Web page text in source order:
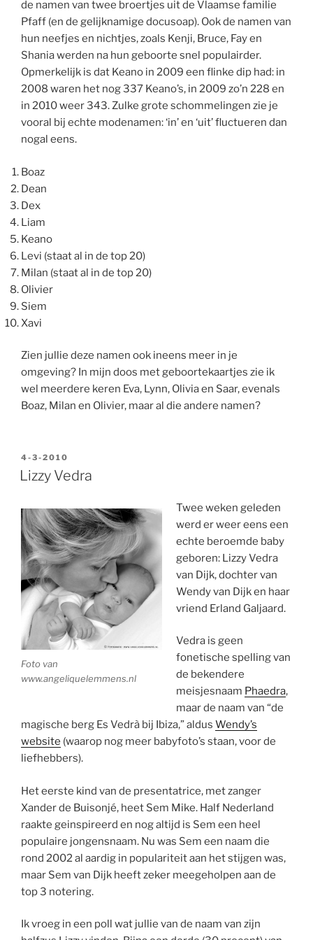
de namen van twee broertjes uit de Vlaamse familie
Pfaff (en de gelijknamige docusoap). Ook de namen van
hun neefjes en nichtjes, zoals Kenji, Bruce, Fay en
Shania werden na hun geboorte snel populairder.
Opmerkelijk is dat Keano in 2009 een flinke dip had: in
2008 waren het nog 337 Keano’s, in 2009 zo’n 228 en
in 2010 weer 343. Zulke grote schommelingen zie je
vooral bij echte modenamen: ‘in’ en ‘uit’ fluctueren dan
nogal eens.
Boaz
Dean
Dex
Liam
Keano
Levi (staat al in de top 20)
Milan (staat al in de top 20)
Olivier
Siem
Xavi
Zien jullie deze namen ook ineens meer in je
omgeving? In mijn doos met geboortekaartjes zie ik
wel meerdere keren Eva, Lynn, Olivia en Saar, evenals
Boaz, Milan en Olivier, maar al die andere namen?
GEPLAATST
OP
4-3-2010
Lizzy Vedra
Foto van
www.angeliquelemmens.nl
Twee weken geleden
werd er weer eens een
echte beroemde baby
geboren: Lizzy Vedra
van Dijk, dochter van
Wendy van Dijk en haar
vriend Erland Galjaard.
Vedra is geen
fonetische spelling van
de bekendere
meisjesnaam Phaedra,
maar de naam van “de
magische berg Es Vedrà bij Ibiza,” aldus Wendy’s
website (waarop nog meer babyfoto’s staan, voor de
liefhebbers).
Het eerste kind van de presentatrice, met zanger
Xander de Buisonjé, heet Sem Mike. Half Nederland
raakte geinspireerd en nog altijd is Sem een heel
populaire jongensnaam. Nu was Sem een naam die
rond 2002 al aardig in populariteit aan het stijgen was,
maar Sem van Dijk heeft zeker meegeholpen aan de
top 3 notering.
Ik vroeg in een poll wat jullie van de naam van zijn